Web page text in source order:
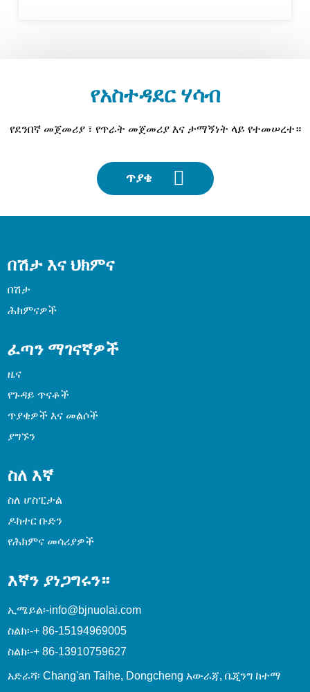
የአስተዳደር ሃሳብ
የደንበኛ መጀመሪያ ፣ የጥራት መጀመሪያ እና ታማኝነት ላይ የተመሠረተ።
ጥያቄ
በሽታ እና ህክምና
በሽታ
ሕክምናዎች
ፈጣን ማገናኛዎች
ዜና
የጉዳይ ጥናቶች
ጥያቄዎች እና መልሶች
ያግኙን
ስለ እኛ
ስለ ሆስፒታል
ዶክተር ቡድን
የሕክምና መሳሪያዎች
እኛን ያነጋግሩን።
ኢሜይል፡-info@bjnuolai.com
ስልክ፡-+ 86-15194969005
ስልክ፡-+ 86-13910759627
አድራሻ፡ Chang'an Taihe, Dongcheng አውራጃ, ቤጂንግ ከተማ